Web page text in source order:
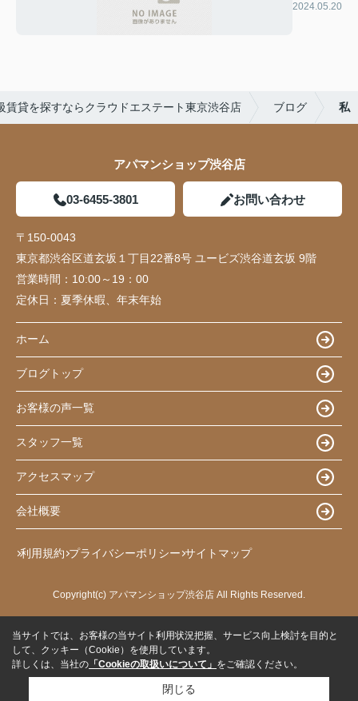
2024.05.20
賃貸を探すならクラウドエステート東京渋谷店 ブログ 私
アパマンショップ渋谷店
03-6455-3801 お問い合わせ
〒150-0043
東京都渋谷区道玄坂１丁目22番8号 ユービズ渋谷道玄坂 9階
営業時間： 10:00～19：00
定休日： 夏季休暇、年末年始
ホーム
ブログトップ
お客様の声一覧
スタッフ一覧
アクセスマップ
会社概要
利用規約 プライバシーポリシー サイトマップ
Copyright(c) アパマンショップ渋谷店 All Rights Reserved.
当サイトでは、お客様の当サイト利用状況把握、サービス向上検討を目的と
して、クッキー（Cookie）を使用しています。
詳しくは、当社の 「Cookieの取扱いについて」 をご確認ください。
閉じる